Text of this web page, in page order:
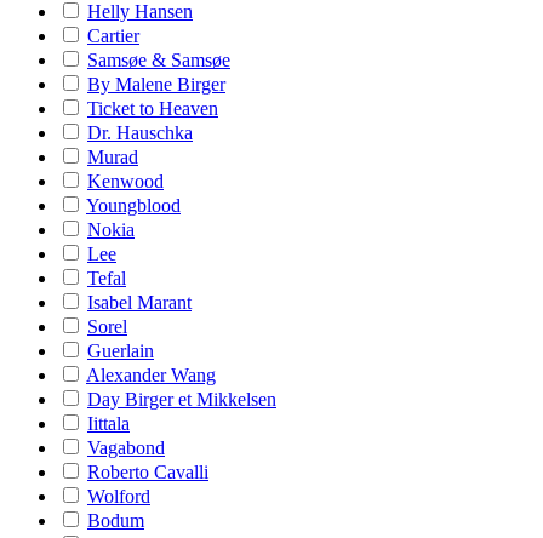
Helly Hansen
Cartier
Samsøe & Samsøe
By Malene Birger
Ticket to Heaven
Dr. Hauschka
Murad
Kenwood
Youngblood
Nokia
Lee
Tefal
Isabel Marant
Sorel
Guerlain
Alexander Wang
Day Birger et Mikkelsen
Iittala
Vagabond
Roberto Cavalli
Wolford
Bodum